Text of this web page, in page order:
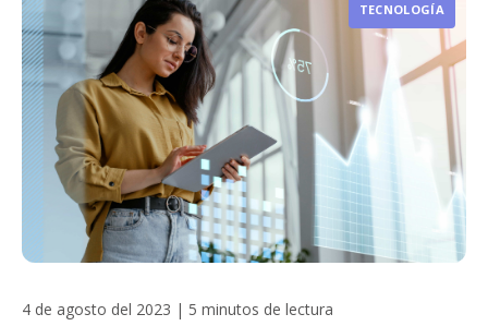
TECNOLOGÍA
4 de agosto del 2023 | 5 minutos de lectura